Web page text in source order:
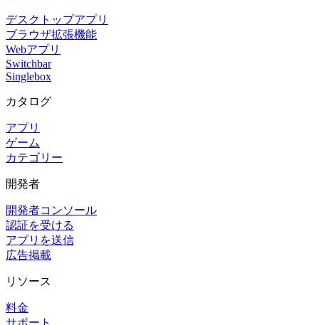
デスクトップアプリ
ブラウザ拡張機能
Webアプリ
Switchbar
Singlebox
カタログ
アプリ
ゲーム
カテゴリー
開発者
開発者コンソール
認証を受ける
アプリを送信
広告掲載
リソース
料金
サポート